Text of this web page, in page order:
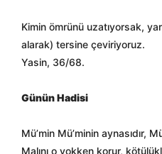
Kimin ömrünü uzatıyorsak,
alarak) tersine çeviriyoruz.
Yasin, 36/68.
Günün Hadisi
Mü’min Mü’minin aynasıdır,
Malını o yokken korur,